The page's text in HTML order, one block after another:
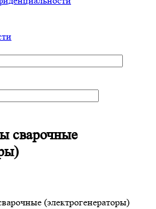
сварочные
(электрогенераторы)